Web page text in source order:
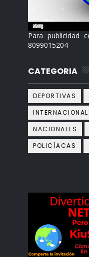
Para publicidad
8099015204
CATEGORIA
DEPORTIVAS
NACIONALES
POLICÍACAS